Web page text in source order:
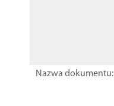
Nazwa dokumentu: